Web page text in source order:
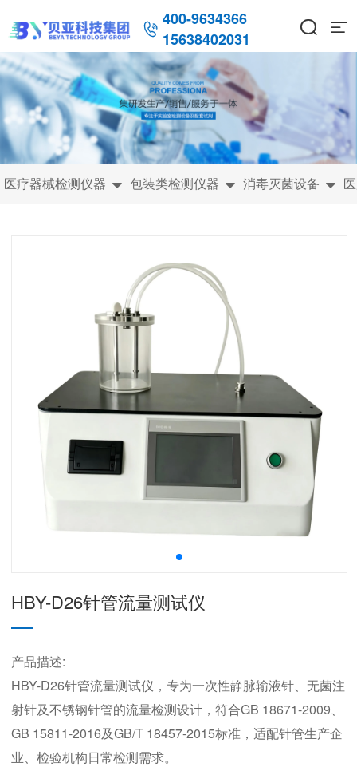
 400-9634366
15638402031
 
医疗器械检测仪器  包装类检测仪器  消毒灭菌设备 
HBY-D26针管流量测试仪
产品描述:
HBY-D26针管流量测试仪，专为一次性静脉输液针、无菌注
射针及不锈钢针管的流量检测设计，符合GB 18671-2009、
GB 15811-2016及GB/T 18457-2015标准，适配针管生产企
业、检验机构日常检测需求。